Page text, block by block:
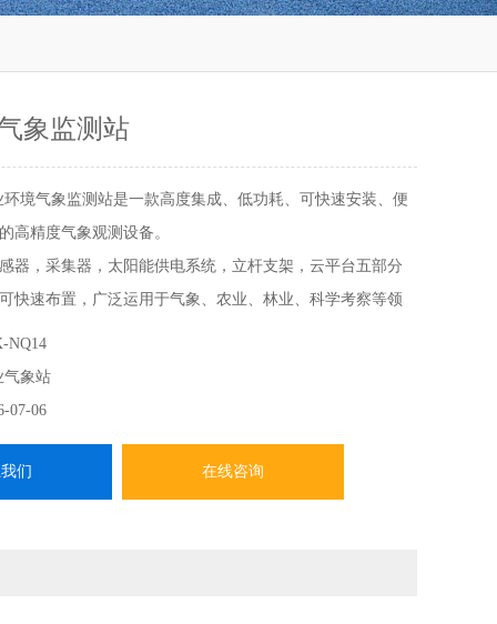
象监测站
环境气象监测站是一款高度集成、低功耗、可快速安装、便
高精度气象观测设备。
器，采集器，太阳能供电系统，立杆支架，云平台五部分
快速布置，广泛运用于气象、农业、林业、科学考察等领
NQ14
气象站
07-06
们 在线咨询